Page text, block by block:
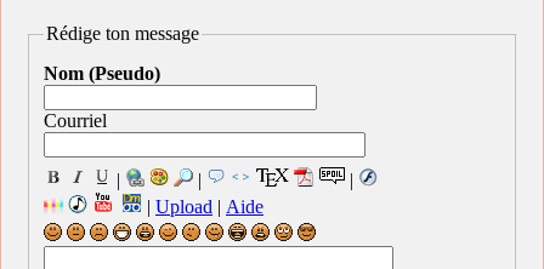
Rédige ton message
Nom (Pseudo)
Courriel
| |
|
| Upload | Aide